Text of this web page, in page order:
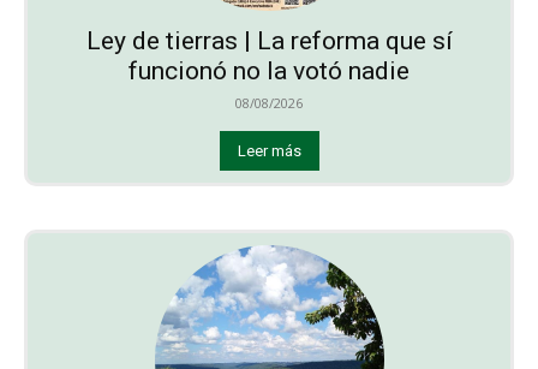
Ley de tierras | La reforma que sí
funcionó no la votó nadie
08/08/2026
Leer más